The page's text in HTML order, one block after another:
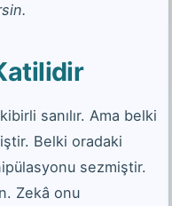
sanılır. Ama belki
Belki oradaki
sezmiştir.
Zekâ onu